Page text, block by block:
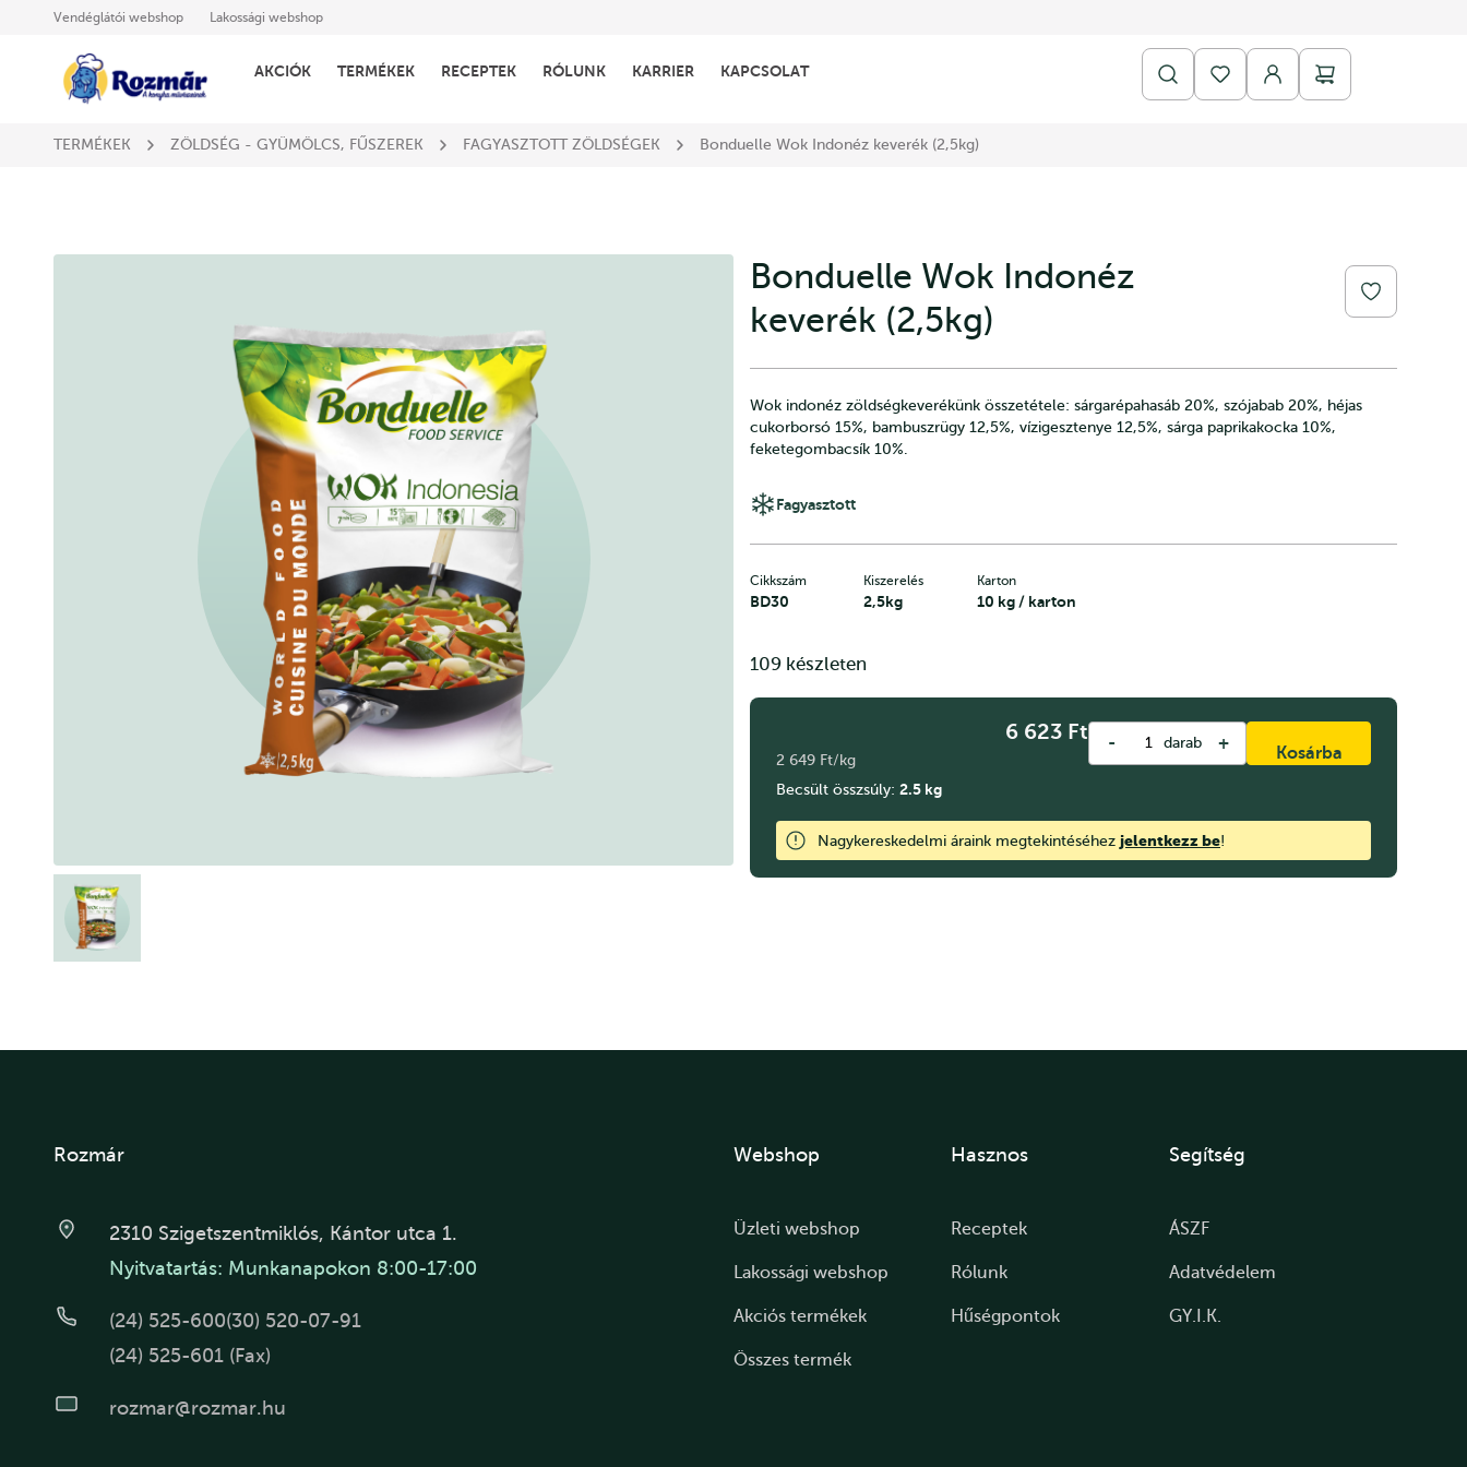
Vendéglátói webshop Lakossági webshop
AKCIÓK TERMÉKEK RECEPTEK RÓLUNK KARRIER KAPCSOLAT
TERMÉKEK ZÖLDSÉG - GYÜMÖLCS, FŰSZEREK FAGYASZTOTT ZÖLDSÉGEK Bonduelle Wok Indonéz keverék (2,5kg)
Bonduelle Wok Indonéz
keverék (2,5kg)
Wok indonéz zöldségkeverékünk összetétele: sárgarépahasáb 20%, szójabab 20%, héjas
cukorborsó 15%, bambuszrügy 12,5%, vízigesztenye 12,5%, sárga paprikakocka 10%,
feketegombacsík 10%.
Fagyasztott
Cikkszám
BD30
Kiszerelés
2,5kg
Karton
10 kg / karton
109 készleten
6 623 Ft
2 649 Ft/kg
- darab + Kosárba
Becsült összsúly: 2.5 kg
Nagykereskedelmi áraink megtekintéséhez jelentkezz be!
Rozmár
2310 Szigetszentmiklós, Kántor utca 1.
Nyitvatartás: Munkanapokon 8:00-17:00
(24) 525-600(30) 520-07-91
(24) 525-601 (Fax)
rozmar@rozmar.hu
Webshop
Üzleti webshop
Lakossági webshop
Akciós termékek
Összes termék
Hasznos
Receptek
Rólunk
Hűségpontok
Segítség
ÁSZF
Adatvédelem
GY.I.K.